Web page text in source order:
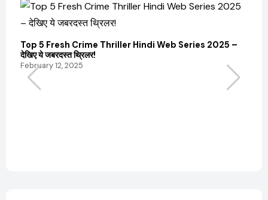
Top 5 Fresh Crime Thriller Hindi Web Series 2025 –
देखिए ये जबरदस्त थ्रिलर!
February 12, 2025